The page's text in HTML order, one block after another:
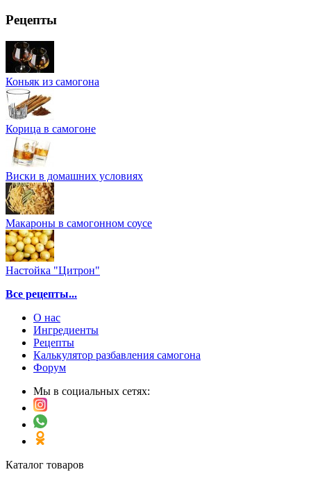
Рецепты
Коньяк из самогона
Корица в самогоне
Виски в домашних условиях
Макароны в самогонном соусе
Настойка "Цитрон"
Все рецепты...
О нас
Ингредиенты
Рецепты
Калькулятор разбавления самогона
Форум
Мы в социальных сетях:
Каталог товаров